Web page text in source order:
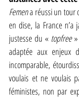
Femen a réussi un tour
en dise, la France
justesse du « topfree »
adaptée aux enjeux
incomparable,
voulais et ne voulais
féministes, non par